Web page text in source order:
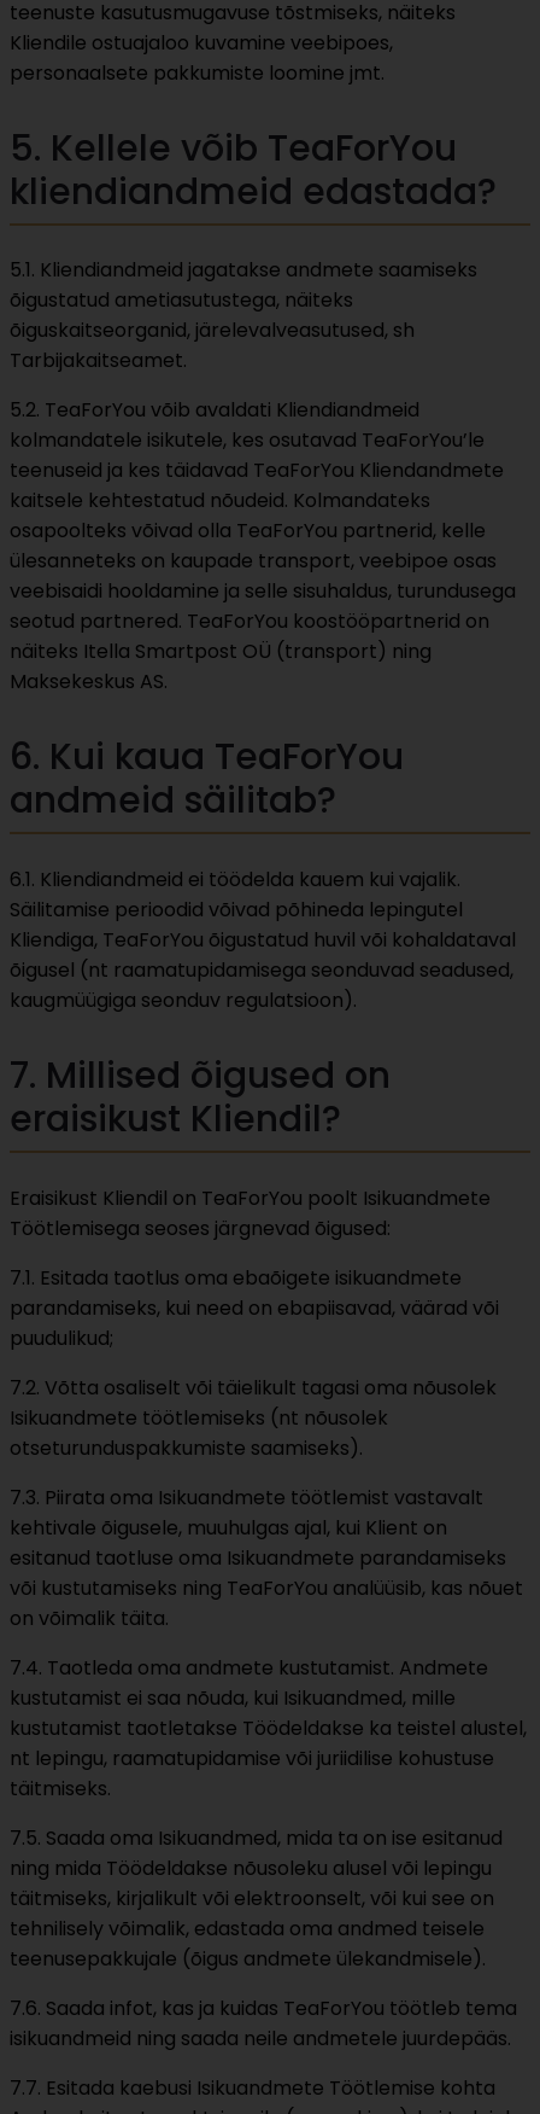
teenuste kasutusmugavuse tõstmiseks, näiteks
Kliendile ostuajaloo kuvamine veebipoes,
personaalsete pakkumiste loomine jmt.
5. Kellele võib TeaForYou
kliendiandmeid edastada?
5.1. Kliendiandmeid jagatakse andmete saamiseks
õigustatud ametiasutustega, näiteks
õiguskaitseorganid, järelevalveasutused, sh
Tarbijakaitseamet.
5.2. TeaForYou võib avaldati Kliendiandmeid
kolmandatele isikutele, kes osutavad TeaForYou’le
teenuseid ja kes täidavad TeaForYou Kliendandmete
kaitsele kehtestatud nõudeid. Kolmandateks
osapoolteks võivad olla TeaForYou partnerid, kelle
ülesanneteks on kaupade transport, veebipoe osas
veebisaidi hooldamine ja selle sisuhaldus, turundusega
seotud partnered. TeaForYou koostööpartnerid on
näiteks Itella Smartpost OÜ (transport) ning
Maksekeskus AS.
6. Kui kaua TeaForYou
andmeid säilitab?
6.1. Kliendiandmeid ei töödelda kauem kui vajalik.
Säilitamise perioodid võivad põhineda lepingutel
Kliendiga, TeaForYou õigustatud huvil või kohaldataval
õigusel (nt raamatupidamisega seonduvad seadused,
kaugmüügiga seonduv regulatsioon).
7. Millised õigused on
eraisikust Kliendil?
Eraisikust Kliendil on TeaForYou poolt Isikuandmete
Töötlemisega seoses järgnevad õigused:
7.1. Esitada taotlus oma ebaõigete isikuandmete
parandamiseks, kui need on ebapiisavad, väärad või
puudulikud;
7.2. Võtta osaliselt või täielikult tagasi oma nõusolek
Isikuandmete töötlemiseks (nt nõusolek
otseturunduspakkumiste saamiseks).
7.3. Piirata oma Isikuandmete töötlemist vastavalt
kehtivale õigusele, muuhulgas ajal, kui Klient on
esitanud taotluse oma Isikuandmete parandamiseks
või kustutamiseks ning TeaForYou analüüsib, kas nõuet
on võimalik täita.
7.4. Taotleda oma andmete kustutamist. Andmete
kustutamist ei saa nõuda, kui Isikuandmed, mille
kustutamist taotletakse Töödeldakse ka teistel alustel,
nt lepingu, raamatupidamise või juriidilise kohustuse
täitmiseks.
7.5. Saada oma Isikuandmed, mida ta on ise esitanud
ning mida Töödeldakse nõusoleku alusel või lepingu
täitmiseks, kirjalikult või elektroonselt, või kui see on
tehnilisely võimalik, edastada oma andmed teisele
teenusepakkujale (õigus andmete ülekandmisele).
7.6. Saada infot, kas ja kuidas TeaForYou töötleb tema
isikuandmeid ning saada neile andmetele juurdepääs.
7.7. Esitada kaebusi Isikuandmete Töötlemise kohta